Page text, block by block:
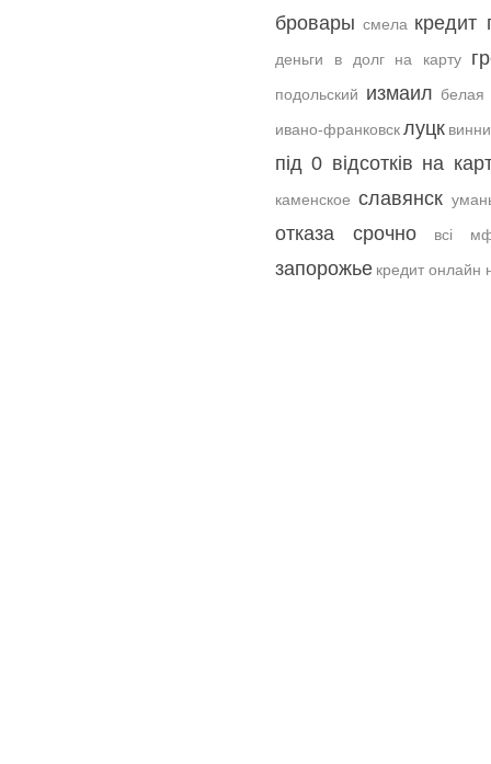
бровары смела кредит
деньги в долг на карту
подольский измаил белая
ивано-франковск луцк
під 0 відсотків на
каменское славянск
отказа срочно всі
запорожье кредит онлайн